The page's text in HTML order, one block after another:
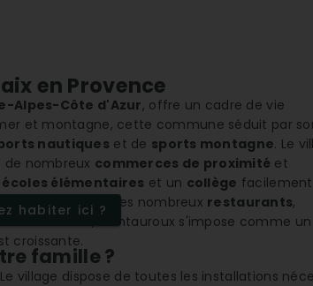
en Provence
Alpes-Côte d'Azur, offre un cadre de vie
et montagne, cette commune séduit par
nautiques et de sports montagne. Le
nombreux commerces de proximité et
écoles élémentaires et un collège facilement
se reflète dans ses nombreux restaurants,
au m², Montauroux s'impose comme un
croissante.
habiter ici ?
famille ?
village dispose de toutes les installations